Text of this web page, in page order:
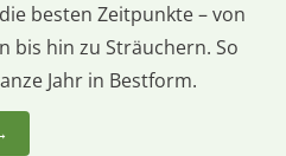
besten Zeitpunkte – von
bis hin zu Sträuchern. So
Jahr in Bestform.